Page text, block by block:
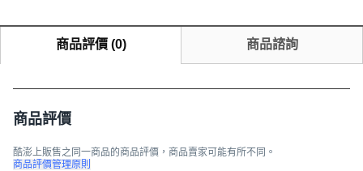
商品評價(0) 商品諮詢
商品評價
酷澎上販售之同一商品的商品評價，商品賣家可能有所不同。
商品評價管理原則